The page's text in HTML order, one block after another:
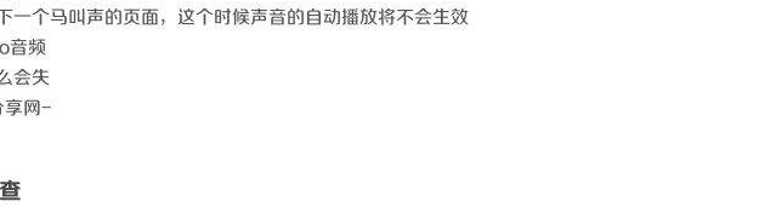
一个马叫声的页面，这个时候声音的自动播放将不会生效